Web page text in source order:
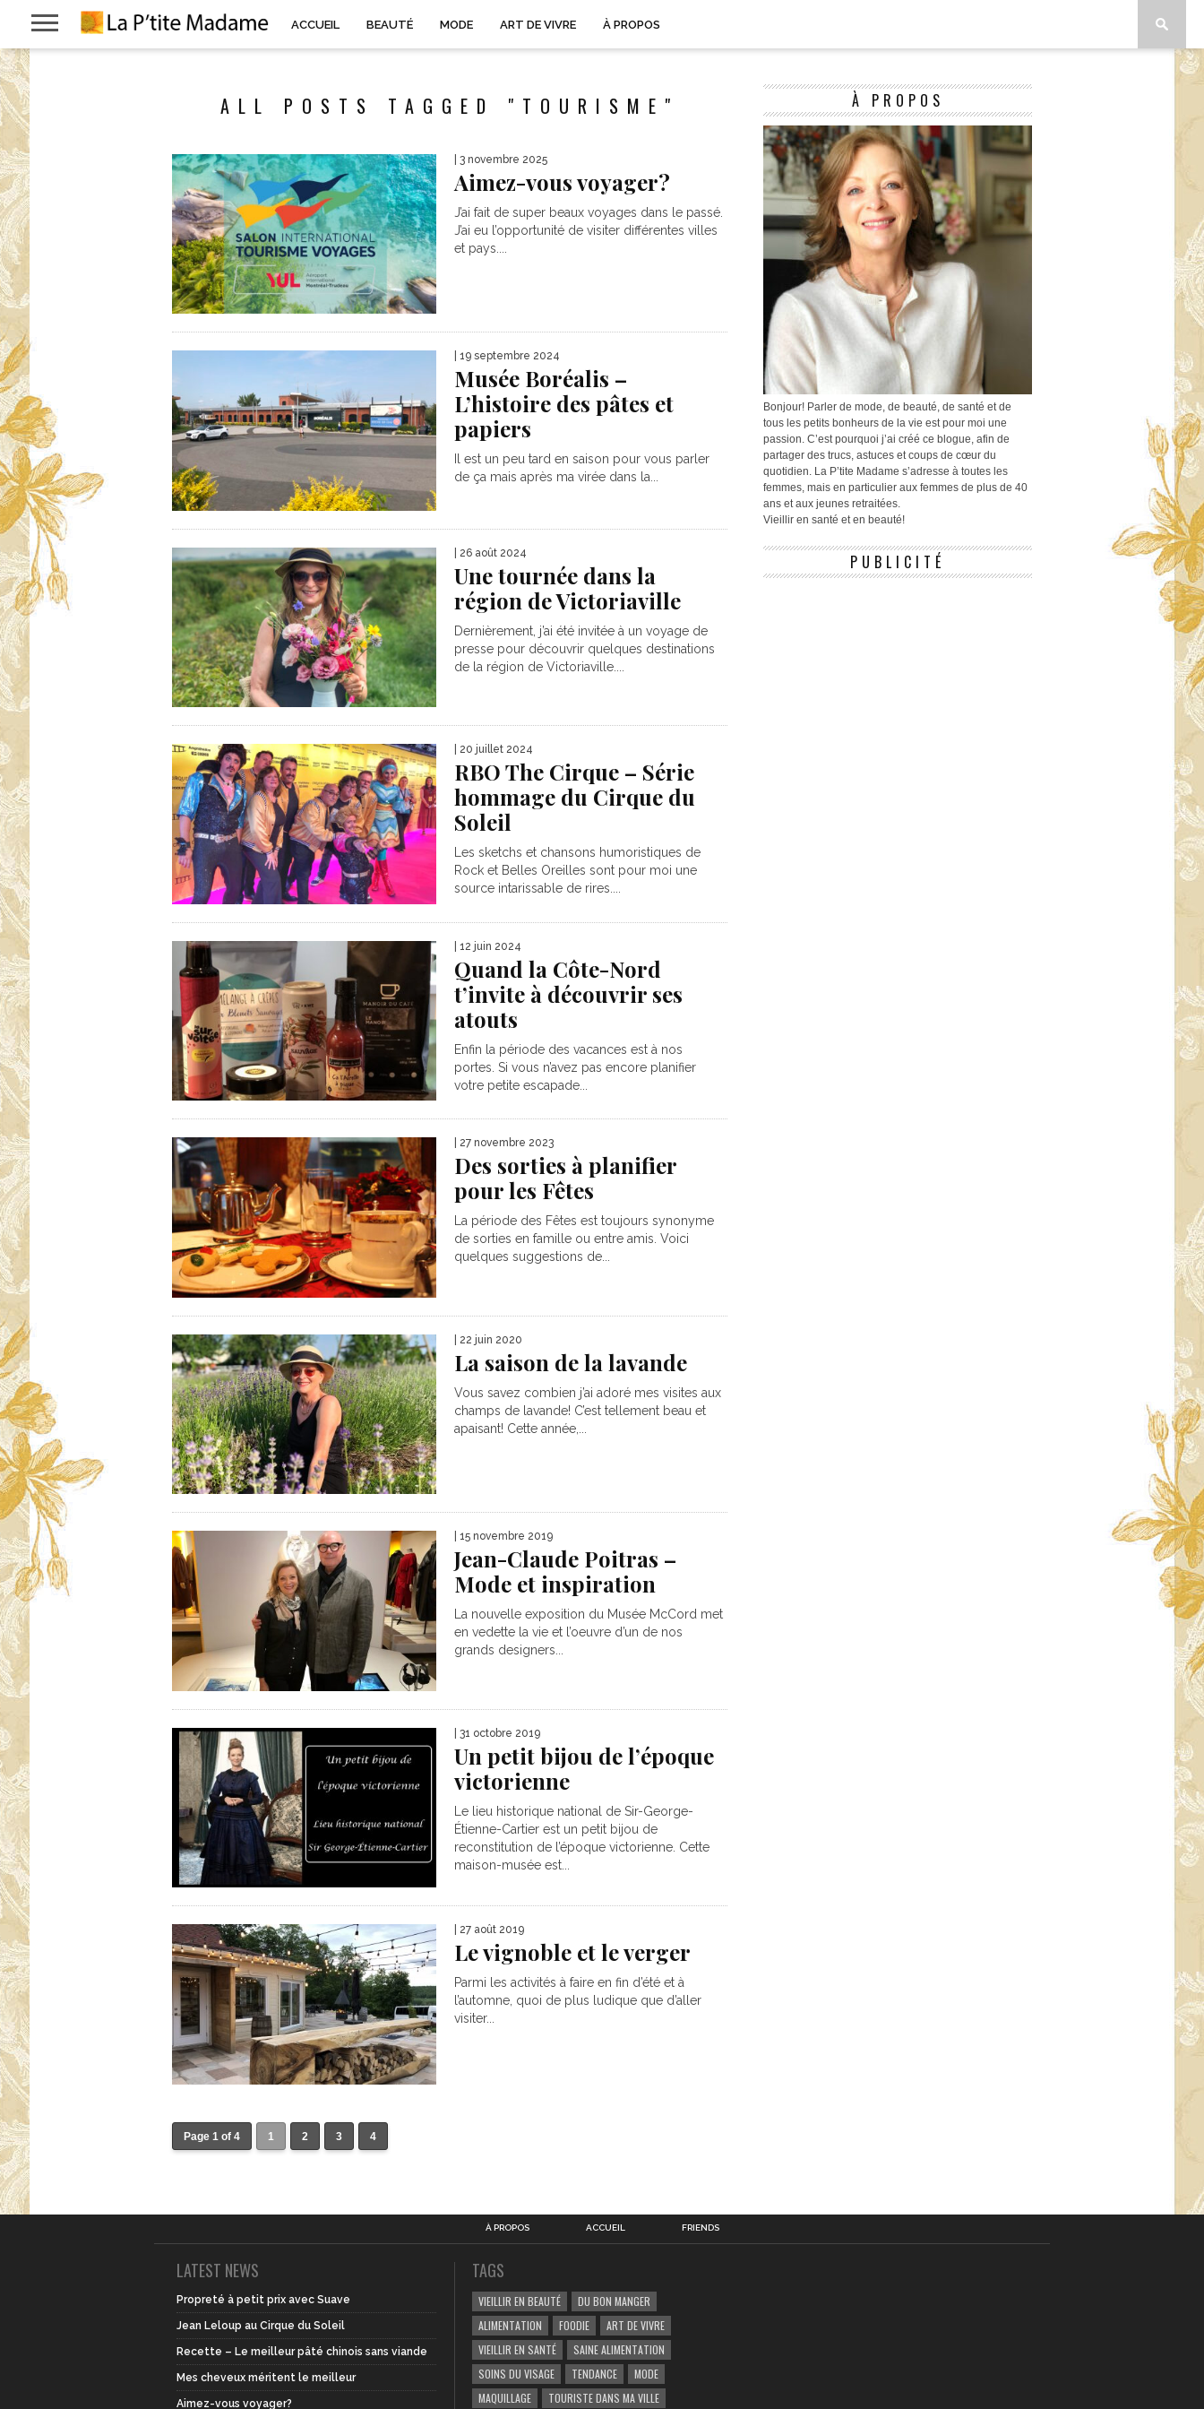
ACCUEIL BEAUTÉ MODE ART DE VIVRE À PROPOS
ALL POSTS TAGGED "TOURISME"
| 3 novembre 2025
Aimez-vous voyager?
J’ai fait de super beaux voyages dans le passé.
J’ai eu l’opportunité de visiter différentes villes
et pays....
| 19 septembre 2024
Musée Boréalis –
L’histoire des pâtes et
papiers
Il est un peu tard en saison pour vous parler
de ça mais après ma virée dans la...
| 26 août 2024
Une tournée dans la
région de Victoriaville
Dernièrement, j’ai été invitée à un voyage de
presse pour découvrir quelques destinations
de la région de Victoriaville....
| 20 juillet 2024
RBO The Cirque – Série
hommage du Cirque du
Soleil
Les sketchs et chansons humoristiques de
Rock et Belles Oreilles sont pour moi une
source intarissable de rires....
| 12 juin 2024
Quand la Côte-Nord
t’invite à découvrir ses
atouts
Enfin la période des vacances est à nos
portes. Si vous n’avez pas encore planifier
votre petite escapade...
| 27 novembre 2023
Des sorties à planifier
pour les Fêtes
La période des Fêtes est toujours synonyme
de sorties en famille ou entre amis. Voici
quelques suggestions de...
| 22 juin 2020
La saison de la lavande
Vous savez combien j’ai adoré mes visites aux
champs de lavande! C’est tellement beau et
apaisant! Cette année,...
| 15 novembre 2019
Jean-Claude Poitras –
Mode et inspiration
La nouvelle exposition du Musée McCord met
en vedette la vie et l’oeuvre d’un de nos
grands designers...
| 31 octobre 2019
Un petit bijou de l’époque
victorienne
Le lieu historique national de Sir-George-
Étienne-Cartier est un petit bijou de
reconstitution de l’époque victorienne. Cette
maison-musée est...
| 27 août 2019
Le vignoble et le verger
Parmi les activités à faire en fin d’été et à
l’automne, quoi de plus ludique que d’aller
visiter...
Page 1 of 4 1 2 3 4
À PROPOS
Bonjour! Parler de mode, de beauté, de santé et de
tous les petits bonheurs de la vie est pour moi une
passion. C’est pourquoi j’ai créé ce blogue, afin de
partager des trucs, astuces et coups de cœur du
quotidien. La P’tite Madame s’adresse à toutes les
femmes, mais en particulier aux femmes de plus de 40
ans et aux jeunes retraitées.
Vieillir en santé et en beauté!
PUBLICITÉ
À PROPOS ACCUEIL FRIENDS
LATEST NEWS
Propreté à petit prix avec Suave
Jean Leloup au Cirque du Soleil
Recette – Le meilleur pâté chinois sans viande
Mes cheveux méritent le meilleur
Aimez-vous voyager?
TAGS
VIEILLIR EN BEAUTÉ
DU BON MANGER
ALIMENTATION
FOODIE
ART DE VIVRE
VIEILLIR EN SANTÉ
SAINE ALIMENTATION
SOINS DU VISAGE
TENDANCE
MODE
MAQUILLAGE
TOURISTE DANS MA VILLE